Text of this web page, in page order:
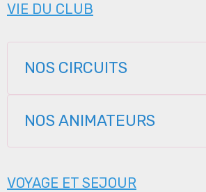
VIE DU CLUB
NOS CIRCUITS
NOS ANIMATEURS
VOYAGE ET SEJOUR